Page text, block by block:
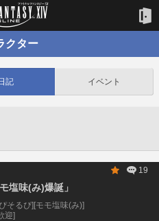
クター
記 イベント
19
塩味(み)爆誕」
そるぴ] [モモ塩味(み)]
迎]